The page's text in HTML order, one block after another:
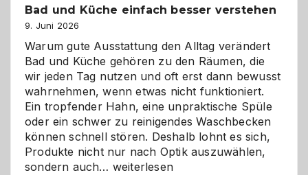
Bad und Küche einfach besser verstehen
9. Juni 2026
Warum gute Ausstattung den Alltag verändert
Bad und Küche gehören zu den Räumen, die
wir jeden Tag nutzen und oft erst dann bewusst
wahrnehmen, wenn etwas nicht funktioniert.
Ein tropfender Hahn, eine unpraktische Spüle
oder ein schwer zu reinigendes Waschbecken
können schnell stören. Deshalb lohnt es sich,
Produkte nicht nur nach Optik auszuwählen,
sondern auch… Bad
weiterlesen